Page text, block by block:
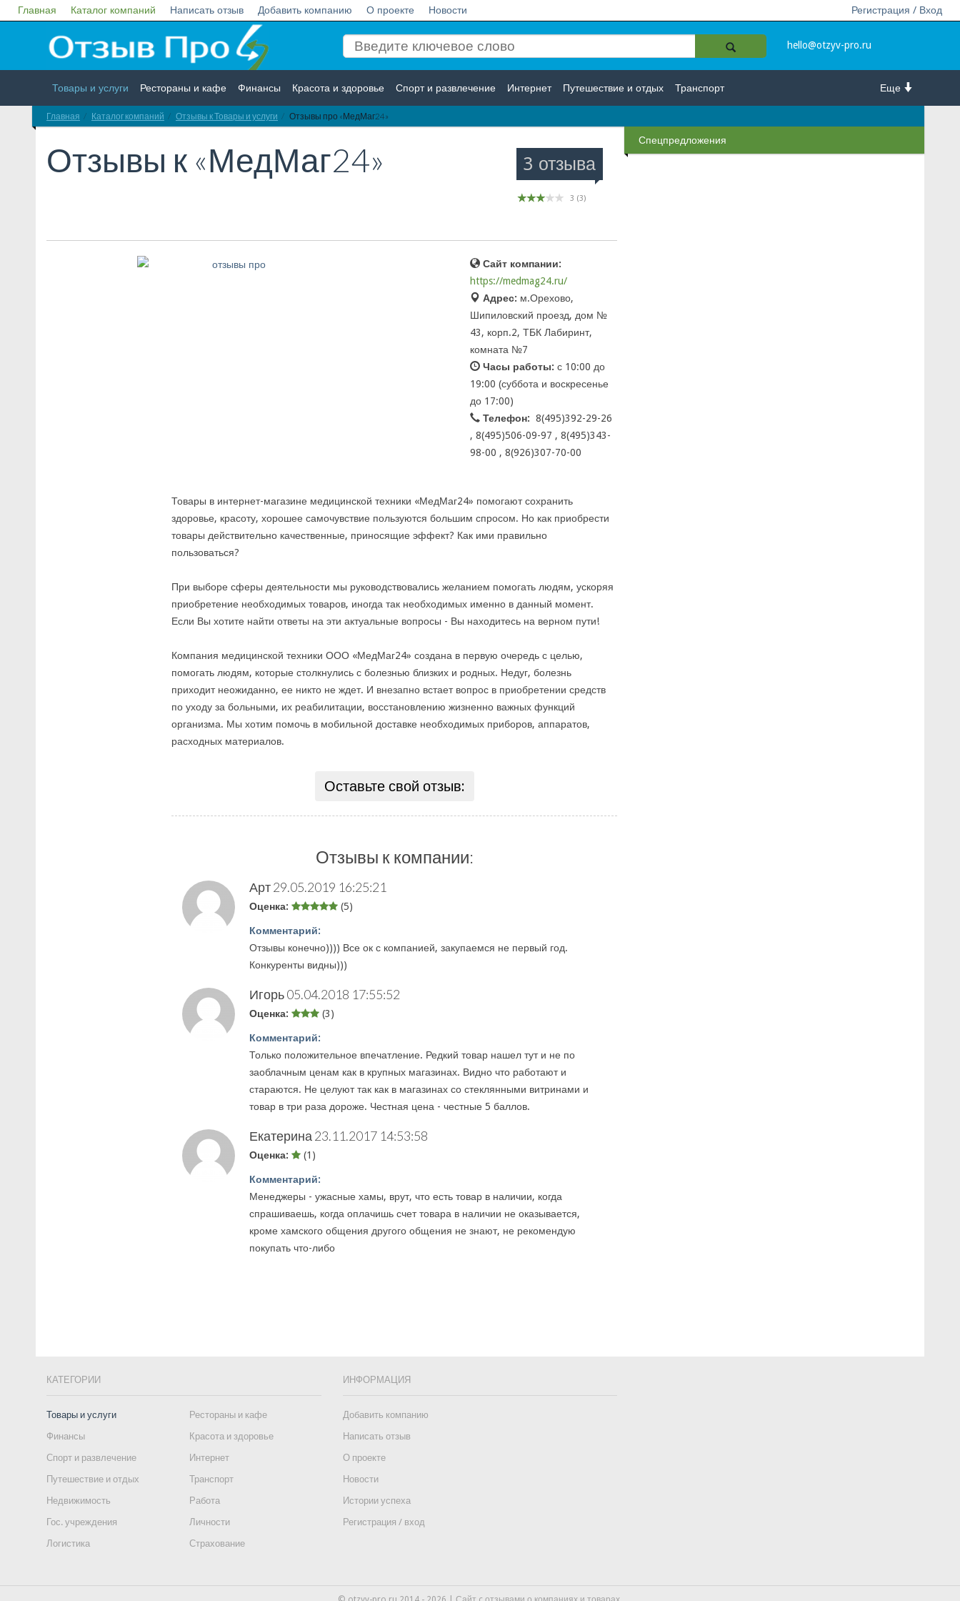
Главная Каталог компаний Написать отзыв Добавить компанию О проекте Новости Регистрация / Вход
hello@otzyv-pro.ru
Еще
Товары и услуги Рестораны и кафе Финансы Красота и здоровье Спорт и развлечение Интернет Путешествие и отдых Транспорт
Недвижимость Работа Гос. учреждения Личности Логистика
Главная Каталог компаний Отзывы к Товары и услуги Отзывы про «МедМаг24»
3 отзыва
3 (3)
Отзывы к «МедМаг24»
Сайт компании:
https://medmag24.ru/
Адрес: м.Орехово,
Шипиловский проезд, дом №
43, корп.2, ТБК Лабиринт,
комната №7
Часы работы: с 10:00 до
19:00 (суббота и воскресенье
до 17:00)
Телефон: 8(495)392-29-26
, 8(495)506-09-97 , 8(495)343-
98-00 , 8(926)307-70-00
Товары в интернет-магазине медицинской техники «МедМаг24» помогают сохранить
здоровье, красоту, хорошее самочувствие пользуются большим спросом. Но как приобрести
товары действительно качественные, приносящие эффект? Как ими правильно
пользоваться?
При выборе сферы деятельности мы руководствовались желанием помогать людям, ускоряя
приобретение необходимых товаров, иногда так необходимых именно в данный момент.
Если Вы хотите найти ответы на эти актуальные вопросы - Вы находитесь на верном пути!
​Компания медицинской техники ООО «МедМаг24» создана в первую очередь с целью,
помогать людям, которые столкнулись с болезнью близких и родных. Недуг, болезнь
приходит неожиданно, ее никто не ждет. И внезапно встает вопрос в приобретении средств
по уходу за больными, их реабилитации, восстановлению жизненно важных функций
организма. Мы хотим помочь в мобильной доставке необходимых приборов, аппаратов,
расходных материалов.
Оставьте свой отзыв:
Отзывы к компании:
Арт29.05.2019 16:25:21
Оценка: (5)
Комментарий:
Отзывы конечно)))) Все ок с компанией, закупаемся не первый год.
Конкуренты видны)))
Игорь05.04.2018 17:55:52
Оценка: (3)
Комментарий:
Только положительное впечатление. Редкий товар нашел тут и не по
заоблачным ценам как в крупных магазинах. Видно что работают и
стараются. Не целуют так как в магазинах со стеклянными витринами и
товар в три раза дороже. Честная цена - честные 5 баллов.
Екатерина 23.11.2017 14:53:58
Оценка: (1)
Комментарий:
Менеджеры - ужасные хамы, врут, что есть товар в наличии, когда
спрашиваешь, когда оплачишь счет товара в наличии не оказывается,
кроме хамского общения другого общения не знают, не рекомендую
покупать что-либо
Спецпредложения
КАТЕГОРИИ
Товары и услуги
Рестораны и кафе
Финансы
Красота и здоровье
Спорт и развлечение
Интернет
Путешествие и отдых
Транспорт
Недвижимость
Работа
Гос. учреждения
Личности
Логистика
Страхование
ИНФОРМАЦИЯ
Добавить компанию
Написать отзыв
О проекте
Новости
Истории успеха
Регистрация / вход